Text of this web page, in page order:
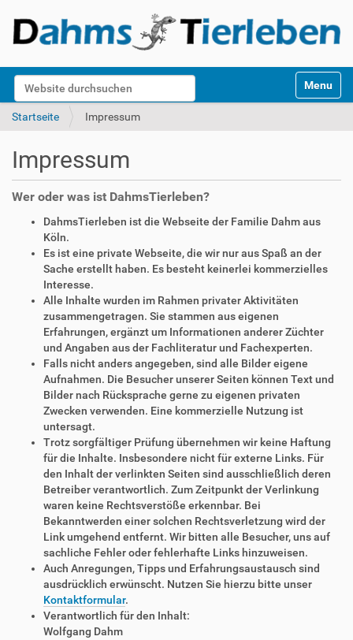
Website durchsuchen
k
Toggle
Startseite Impressum
Impressum
Wer oder was ist DahmsTierleben?
DahmsTierleben ist die Webseite der Familie Dahm aus
Köln.
Es ist eine private Webseite, die wir nur aus Spaß an der
Sache erstellt haben. Es besteht keinerlei kommerzielles
Interesse.
Alle Inhalte wurden im Rahmen privater Aktivitäten
zusammengetragen. Sie stammen aus eigenen
Erfahrungen, ergänzt um Informationen anderer Züchter
und Angaben aus der Fachliteratur und Fachexperten.
Falls nicht anders angegeben, sind alle Bilder eigene
Aufnahmen. Die Besucher unserer Seiten können Text und
Bilder nach Rücksprache gerne zu eigenen privaten
Zwecken verwenden. Eine kommerzielle Nutzung ist
untersagt.
Trotz sorgfältiger Prüfung übernehmen wir keine Haftung
für die Inhalte. Insbesondere nicht für externe Links. Für
den Inhalt der verlinkten Seiten sind ausschließlich deren
Betreiber verantwortlich. Zum Zeitpunkt der Verlinkung
waren keine Rechtsverstöße erkennbar. Bei
Bekanntwerden einer solchen Rechtsverletzung wird der
Link umgehend entfernt. Wir bitten alle Besucher, uns auf
sachliche Fehler oder fehlerhafte Links hinzuweisen.
Auch Anregungen, Tipps und Erfahrungsaustausch sind
ausdrücklich erwünscht. Nutzen Sie hierzu bitte unser
Kontaktformular.
Verantwortlich für den Inhalt:
Wolfgang Dahm